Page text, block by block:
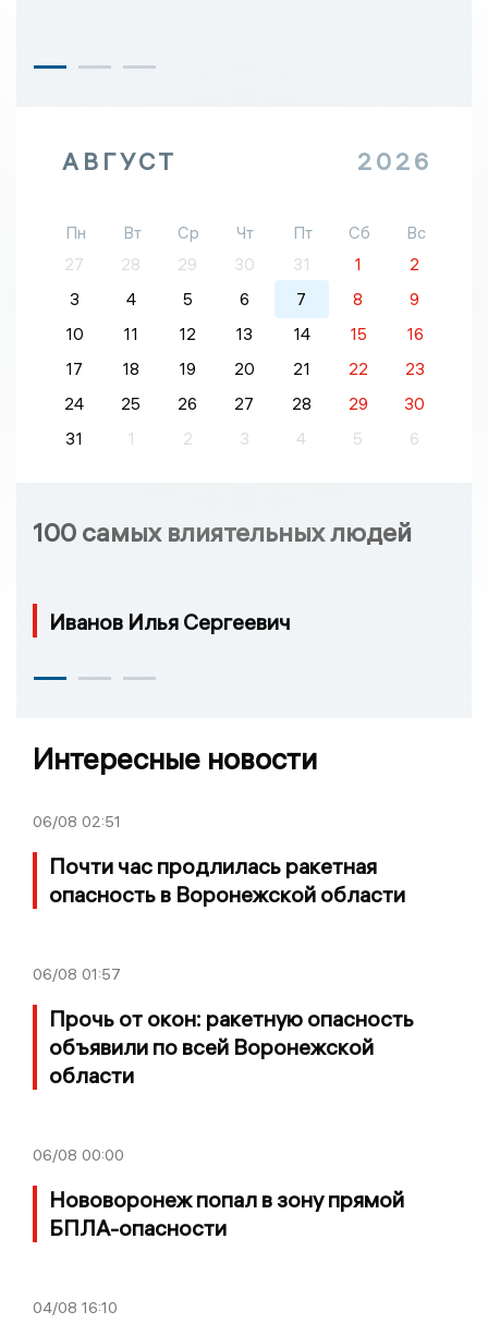
АВГУСТ 2026
Пн Вт Ср Чт Пт Сб
Вс
27
28 29 30 31 1
2
3
4 5 6 7 8
9
10
11 12 13 14 15
16
17
18 19 20 21 22
23
24
25 26 27 28 29
30
31
1 2 3 4 5 6
100 самых влиятельных людей
Иванов Илья Сергеевич
Интересные новости
06/08 02:51
Почти час продлилась ракетная
опасность в Воронежской области
06/08 01:57
Прочь от окон: ракетную опасность
объявили по всей Воронежской
области
06/08 00:00
Нововоронеж попал в зону прямой
БПЛА-опасности
04/08 16:10